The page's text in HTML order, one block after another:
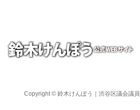
Copyright © 鈴木けんぽう｜渋谷区議会議員